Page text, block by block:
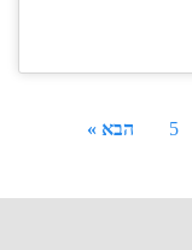
5 הבא »